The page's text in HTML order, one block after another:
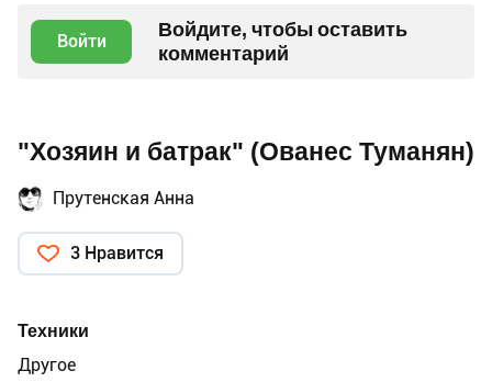
Войти
Войдите, чтобы оставить
комментарий
"Хозяин и батрак" (Ованес Туманян)
Прутенская Анна
3 Нравится
Техники
Другое